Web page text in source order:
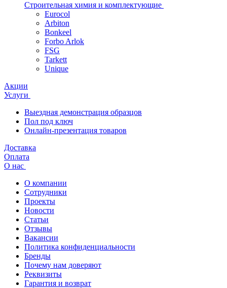
Строительная химия и комплектующие
Eurocol
Arbiton
Bonkeel
Forbo Arlok
FSG
Tarkett
Unique
Акции
Услуги
Выездная демонстрация образцов
Пол под ключ
Онлайн-презентация товаров
Доставка
Оплата
О нас
О компании
Сотрудники
Проекты
Новости
Статьи
Отзывы
Вакансии
Политика конфиденциальности
Бренды
Почему нам доверяют
Реквизиты
Гарантия и возврат